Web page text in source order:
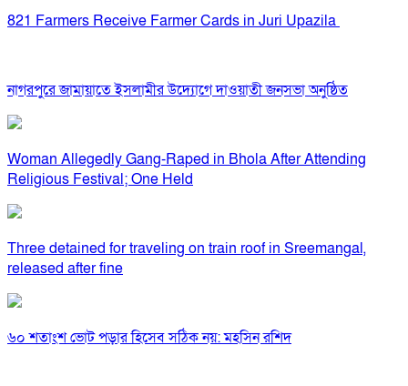
821 Farmers Receive Farmer Cards in Juri Upazila
নাগরপুরে জামায়াতে ইসলামীর উদ্যোগে দাওয়াতী জনসভা অনুষ্ঠিত
Woman Allegedly Gang-Raped in Bhola After Attending
Religious Festival; One Held
Three detained for traveling on train roof in Sreemangal,
released after fine
৬০ শতাংশ ভোট পড়ার হিসেব সঠিক নয়: মহসিন রশিদ